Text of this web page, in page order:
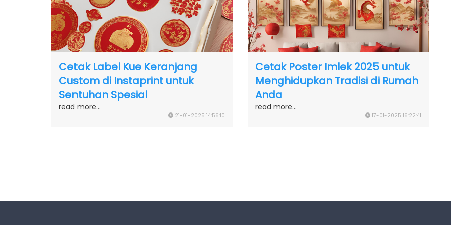
Cetak Label Kue Keranjang
Custom di Instaprint untuk
Sentuhan Spesial
read more...
21-01-2025 14:56:10
Cetak Poster Imlek 2025 untuk
Menghidupkan Tradisi di Rumah
Anda
read more...
17-01-2025 16:22:41